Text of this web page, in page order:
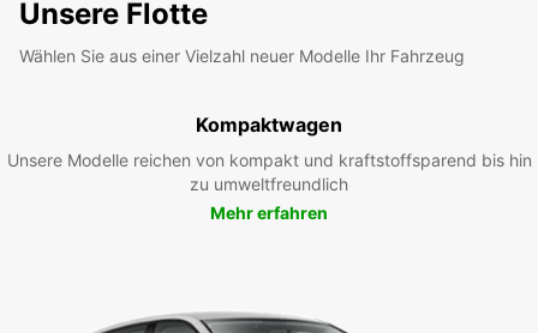
Unsere Flotte
Wählen Sie aus einer Vielzahl neuer Modelle Ihr Fahrzeug
Kompaktwagen
Unsere Modelle reichen von kompakt und kraftstoffsparend bis hin
zu umweltfreundlich
Mehr erfahren